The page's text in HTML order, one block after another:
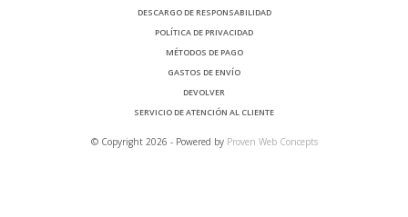
DESCARGO DE RESPONSABILIDAD
POLÍTICA DE PRIVACIDAD
MÉTODOS DE PAGO
GASTOS DE ENVÍO
DEVOLVER
SERVICIO DE ATENCIÓN AL CLIENTE
© Copyright 2026 - Powered by Proven Web Concepts